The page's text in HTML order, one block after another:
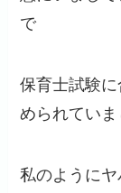
で
保育士試験
められていま
私のように